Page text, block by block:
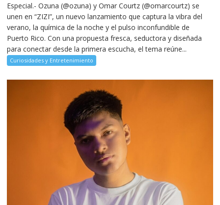
Especial.- Ozuna (@ozuna) y Omar Courtz (@omarcourtz) se
unen en “ZIZI”, un nuevo lanzamiento que captura la vibra del
verano, la química de la noche y el pulso inconfundible de
Puerto Rico. Con una propuesta fresca, seductora y diseñada
para conectar desde la primera escucha, el tema reúne...
Curiosidades y Entretenimiento